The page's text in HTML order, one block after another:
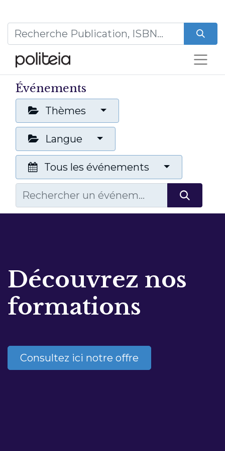
Événements
Thèmes
Langue
Tous les événements
Découvrez nos
formations
Consultez ici notre offre